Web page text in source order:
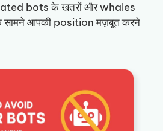
bots के खतरों और whales
आपकी position मज़बूत करने